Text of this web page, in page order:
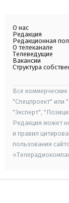
О нас
Редакция
Редакционная
О телеканале
Телеведущие
Вакансии
Структура
Все
"Спецпроект" или
"Эксперт",
Редакция может
и правил
пользования